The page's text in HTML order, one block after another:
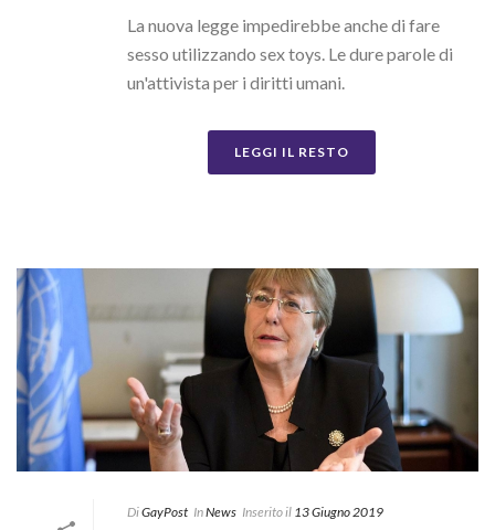
La nuova legge impedirebbe anche di fare
sesso utilizzando sex toys. Le dure parole di
un'attivista per i diritti umani.
LEGGI IL RESTO
DiGayPost InNews Inserito il 13 Giugno 2019